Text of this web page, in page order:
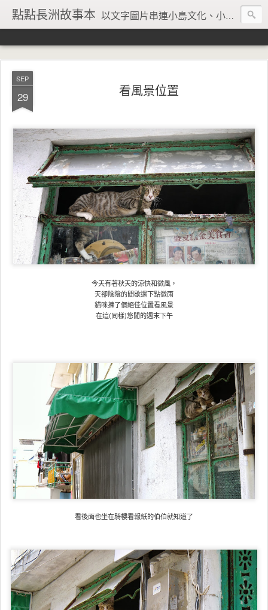
點點長洲故事本 以文字圖片串連小島文化、小島風情、小島回憶
SEP
29 看風景位置
今天有著秋天的涼快和微風，
天卻陰陰的間歇還下點微雨
貓咪揀了個絕佳位置看風景
在這(同樣)悠閒的週末下午
看後面也坐在騎樓看報紙的伯伯就知道了